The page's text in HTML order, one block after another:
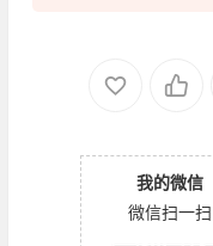
我的微信
微信扫一扫